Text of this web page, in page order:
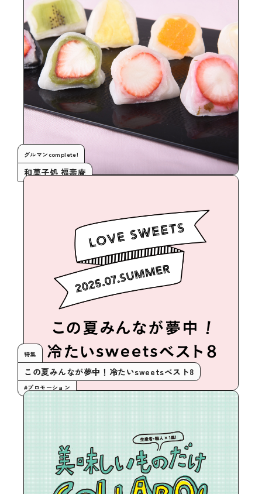
グルマンcomplete!
和菓子処 福壽庵
特集
この夏みんなが夢中！冷たいsweetsベスト8
#プロモーション